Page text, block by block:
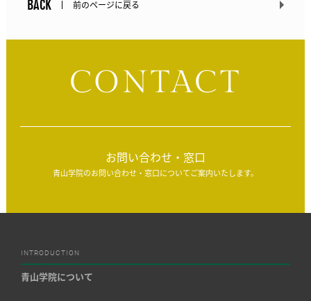
BACK 前のページに戻る
CONTACT
お問い合わせ・窓口
青山学院のお問い合わせ・窓口についてご案内いたします。
INTRODUCTION
青山学院について